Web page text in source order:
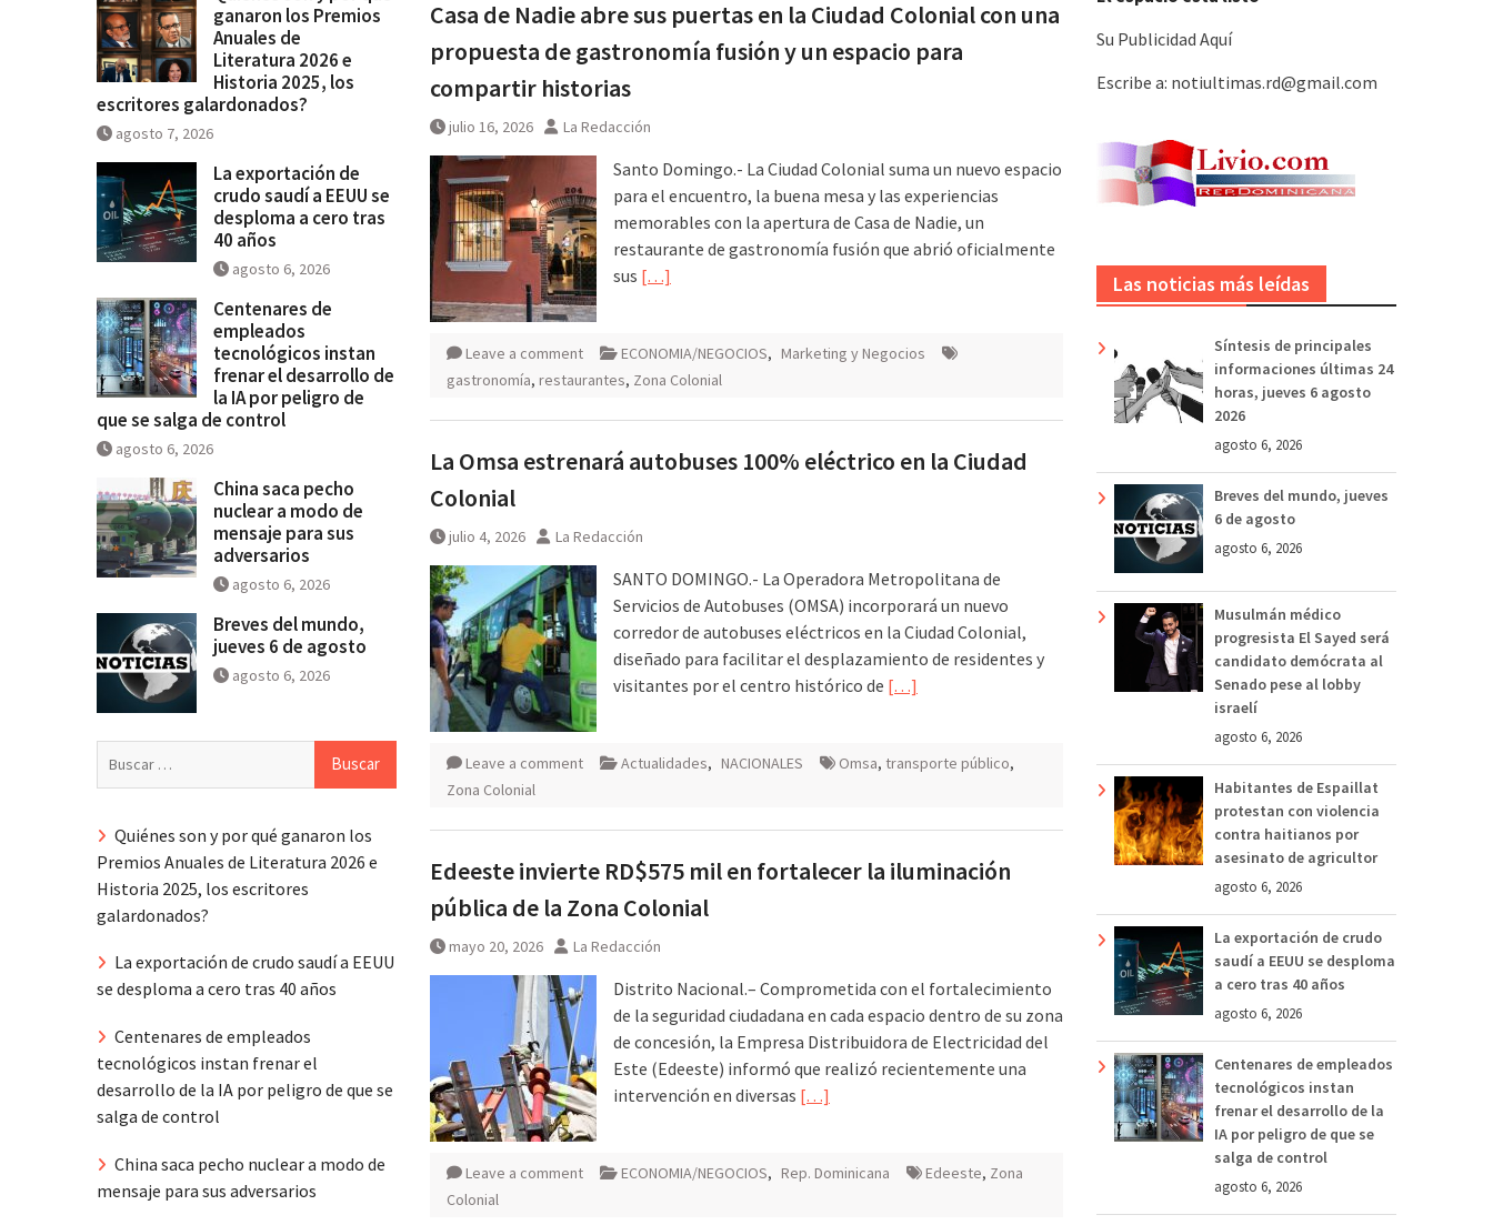
Historia 2025, los escritores
galardonados?
Casa de Nadie abre sus puertas en la Ciudad Colonial con una
propuesta de gastronomía fusión y un espacio para
compartir historias
julio 16, 2026 La Redacción
Santo Domingo.- La Ciudad Colonial suma un nuevo espacio
para el encuentro, la buena mesa y las experiencias
memorables con la apertura de Casa de Nadie, un
restaurante de gastronomía fusión que abrió oficialmente
sus […]
Leave a comment ECONOMIA/NEGOCIOS, Marketing y Negocios
gastronomía, restaurantes, Zona Colonial
La Omsa estrenará autobuses 100% eléctrico en la Ciudad
Colonial
julio 4, 2026 La Redacción
SANTO DOMINGO.- La Operadora Metropolitana de
Servicios de Autobuses (OMSA) incorporará un nuevo
corredor de autobuses eléctricos en la Ciudad Colonial,
diseñado para facilitar el desplazamiento de residentes y
visitantes por el centro histórico de […]
Leave a comment Actualidades, NACIONALES Omsa, transporte público,
Zona Colonial
Edeeste invierte RD$575 mil en fortalecer la iluminación
pública de la Zona Colonial
mayo 20, 2026 La Redacción
Distrito Nacional.– Comprometida con el fortalecimiento
de la seguridad ciudadana en cada espacio dentro de su zona
de concesión, la Empresa Distribuidora de Electricidad del
Este (Edeeste) informó que realizó recientemente una
intervención en diversas […]
Leave a comment ECONOMIA/NEGOCIOS, Rep. Dominicana Edeeste, Zona
Colonial
Su Publicidad Aquí
Escribe a: notiultimas.rd@gmail.com
Las noticias más leídas
Síntesis de principales
informaciones últimas 24
horas, jueves 6 agosto
2026
agosto 6, 2026
Breves del mundo, jueves
6 de agosto
agosto 6, 2026
Musulmán médico
progresista El Sayed será
candidato demócrata al
Senado pese al lobby
israelí
agosto 6, 2026
Habitantes de Espaillat
protestan con violencia
contra haitianos por
asesinato de agricultor
agosto 6, 2026
La exportación de crudo
saudí a EEUU se desploma
a cero tras 40 años
agosto 6, 2026
Centenares de empleados
tecnológicos instan
frenar el desarrollo de la
IA por peligro de que se
salga de control
agosto 6, 2026
ganaron los Premios
Anuales de
Literatura 2026 e
Historia 2025, los
escritores galardonados?
agosto 7, 2026
La exportación de
crudo saudí a EEUU se
desploma a cero tras
40 años
agosto 6, 2026
Centenares de
empleados
tecnológicos instan
frenar el desarrollo de
la IA por peligro de
que se salga de control
agosto 6, 2026
China saca pecho
nuclear a modo de
mensaje para sus
adversarios
agosto 6, 2026
Breves del mundo,
jueves 6 de agosto
agosto 6, 2026
Quiénes son y por qué ganaron los
Premios Anuales de Literatura 2026 e
Historia 2025, los escritores
galardonados?
La exportación de crudo saudí a EEUU
se desploma a cero tras 40 años
Centenares de empleados
tecnológicos instan frenar el
desarrollo de la IA por peligro de que se
salga de control
China saca pecho nuclear a modo de
mensaje para sus adversarios